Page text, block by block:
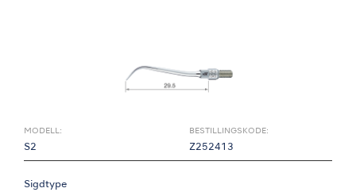
MODELL:
S2
BESTILLINGSKODE:
Z252413
Sigdtype